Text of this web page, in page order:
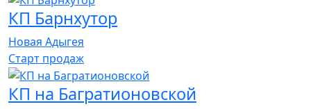
КП Барнхутор
Новая Адыгея
Cтарт продаж
КП на Багратионовской